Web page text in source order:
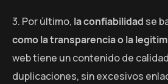
3. Por último, la confiabilidad se
como la transparencia o la
web tiene un contenido de
duplicaciones, sin excesivos